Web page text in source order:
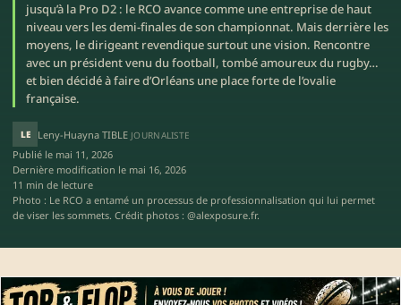
jusqu’à la Pro D2 : le RCO avance comme une entreprise de haut
niveau vers les demi-finales de son championnat. Mais derrière les
moyens, le dirigeant revendique surtout une vision. Rencontre
avec un président venu du football, tombé amoureux du rugby…
et bien décidé à faire d’Orléans une place forte de l’ovalie
française.
LE Leny-Huayna TIBLE JOURNALISTE
Publié le mai 11, 2026
Dernière modification le mai 16, 2026
11 min de lecture
Photo : Le RCO a entamé un processus de professionnalisation qui lui permet
de viser les sommets. Crédit photos : @alexposure.fr.